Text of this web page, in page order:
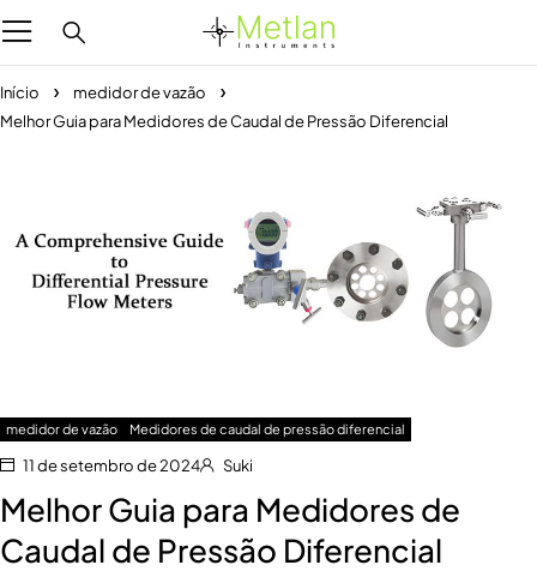
Início
medidor de vazão
Melhor Guia para Medidores de Caudal de Pressão Diferencial
medidor de vazão Medidores de caudal de pressão diferencial
11 de setembro de 2024 Suki
Melhor Guia para Medidores de
Caudal de Pressão Diferencial